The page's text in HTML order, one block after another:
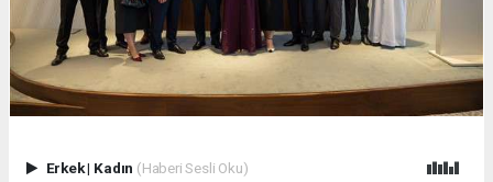
Erkek| Kadın (Haberi Sesli Oku)